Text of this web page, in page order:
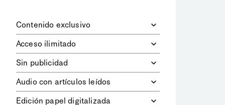
Contenido exclusivo
digitales dela diaria
los contenidos de Le Monde
diplomatique.
Acceso ilimitado
contenidos.
Sin publicidad
publicitarios.
Audio con artículos leídos
Edición papel digitalizada